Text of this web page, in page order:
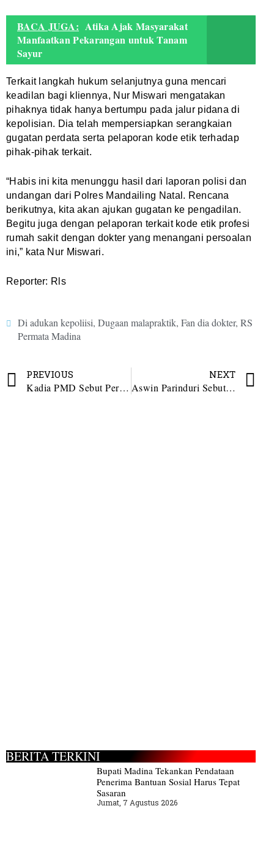
BACA JUGA: Atika Ajak Masyarakat
Manfaatkan Pekarangan untuk Tanam
Sayur
Terkait langkah hukum selanjutnya guna mencari
keadilan bagi kliennya, Nur Miswari mengatakan
pihaknya tidak hanya bertumpu pada jalur pidana di
kepolisian. Dia telah mempersiapkan serangkaian
gugatan perdata serta pelaporan kode etik terhadap
pihak-pihak terkait.
“Habis ini kita menunggu hasil dari laporan polisi dan
undangan dari Polres Mandailing Natal. Rencana
berikutnya, kita akan ajukan gugatan ke pengadilan.
Begitu juga dengan pelaporan terkait kode etik profesi
rumah sakit dengan dokter yang menangani persoalan
ini,” kata Nur Miswari.
Reporter: Rls
Di adukan kepoliisi, Dugaan malapraktik, Fan dia dokter, RS
Permata Madina
PREVIOUS
Kadia PMD Sebut Perangkat Desa Dilarang Rangkap Jabatan
NEXT
Aswin Parinduri Sebut Tantangan Kebangsaan Saat ini Cukup Kompleks
BERITA TERKINI
Bupati Madina Tekankan Pendataan
Penerima Bantuan Sosial Harus Tepat
Sasaran
Jumat, 7 Agustus 2026